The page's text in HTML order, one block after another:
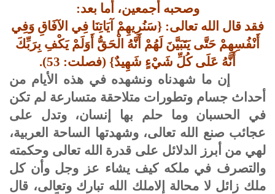
وصحبه أجمعين، أما بعد:
فقد قال الله تعالى: {سَنُرِيهِمْ آيَاتِنَا فِي الآفَاقِ وَفِي
أَنْفُسِهِمْ حَتَّى يَتَبَيَّنَ لَهُمْ أَنَّهُ الْحَقُّ أَوَلَمْ يَكْفِ بِرَبِّكَ
أَنَّهُ عَلَى كُلِّ شَيْءٍ شَهِيدٌ} (فصلت: 53).
إن ما شهدناه ونشهده في هذه الأيام من
أحداث جسام وتطورات متلاحقة متسارعة لم تكن
في الحسبان وما حلم بها إنسان، وتدل على
عجائب صنع الله تعالى، وشهدتها الساحة العربية،
لهي من أبرز الدلائل على قدرة الله تعالى وحكمته
والتصرف في ملكه كيف يشاء عز وجل وأن كل
ملك زائل لا محالة إلاملك الله تبارك وتعالى، قال